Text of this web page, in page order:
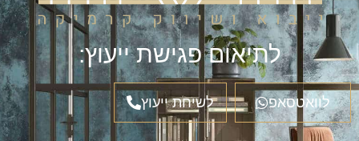
לתיאום פגישת ייעוץ:
לוואטסאפ לשיחת ייעוץ